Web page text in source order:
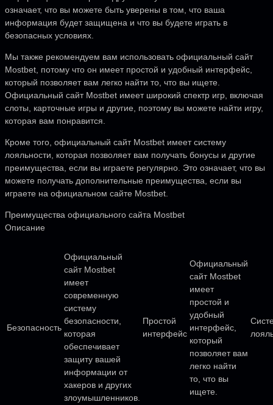
означает, что вы можете быть уверены в том, что ваша
информация будет защищена и что вы будете играть в
безопасных условиях.
Мы также рекомендуем вам использовать официальный сайт
Mostbet, потому что он имеет простой и удобный интерфейс,
который позволяет вам легко найти то, что вы ищете.
Официальный сайт Mostbet имеет широкий спектр игр, включая
слоты, карточные игры и другие, поэтому вы можете найти игру,
которая вам понравится.
Кроме того, официальный сайт Mostbet имеет систему
лояльности, которая позволяет вам получать бонусы и другие
преимущества, если вы играете регулярно. Это означает, что вы
можете получать дополнительные преимущества, если вы
играете на официальном сайте Mostbet.
Преимущества официального сайта Mostbet
Описание
Безопасность
Официальный
сайт Mostbet
имеет
современную
систему
безопасности,
которая
обеспечивает
защиту вашей
информации от
хакеров и других
злоумышленников.
Простой
интерфейс
Официальный
сайт Mostbet
имеет
простой и
удобный
интерфейс,
который
позволяет вам
легко найти
то, что вы
ищете.